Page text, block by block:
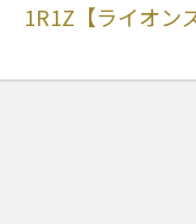
1R1Z【ライオン